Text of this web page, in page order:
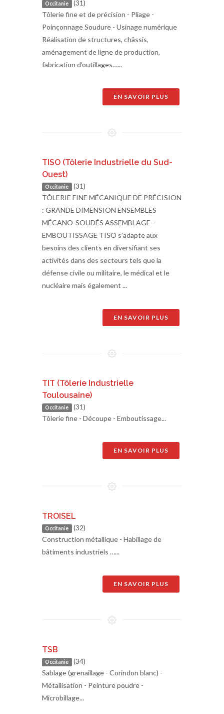
Occitanie (31)
Tôlerie fine et de précision - Pliage -
Poinçonnage Soudure - Usinage numérique
Réalisation de structures, châssis,
aménagement de ligne de production,
fabrication d'outillages…...
EN SAVOIR PLUS
TISO (Tôlerie Industrielle du Sud-
Ouest)
Occitanie (31)
TÔLERIE FINE MÉCANIQUE DE PRÉCISION
: GRANDE DIMENSION ENSEMBLES
MÉCANO-SOUDÉS ASSEMBLAGE -
EMBOUTISSAGE TISO s’adapte aux
besoins des clients en diversifiant ses
activités dans des secteurs tels que la
défense civile ou militaire, le médical et le
nucléaire mais également ...
EN SAVOIR PLUS
TIT (Tôlerie Industrielle
Toulousaine)
Occitanie (31)
Tôlerie fine - Découpe - Emboutissage...
EN SAVOIR PLUS
TROISEL
Occitanie (32)
Construction métallique - Habillage de
bâtiments industriels …...
EN SAVOIR PLUS
TSB
Occitanie (34)
Sablage (grenaillage - Corindon blanc) -
Métallisation - Peinture poudre -
Microbillage...